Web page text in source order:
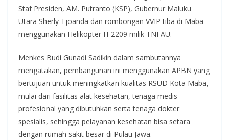
Staf Presiden, AM. Putranto (KSP), Gubernur Maluku
Utara Sherly Tjoanda dan rombongan VVIP tiba di Maba
menggunakan Helikopter H-2209 milik TNI AU.
Menkes Budi Gunadi Sadikin dalam sambutannya
mengatakan, pembangunan ini menggunakan APBN yang
bertujuan untuk meningkatkan kualitas RSUD Kota Maba,
mulai dari fasilitas alat kesehatan, tenaga medis
profesional yang dibutuhkan serta tenaga dokter
spesialis, sehingga pelayanan kesehatan bisa setara
dengan rumah sakit besar di Pulau Jawa.